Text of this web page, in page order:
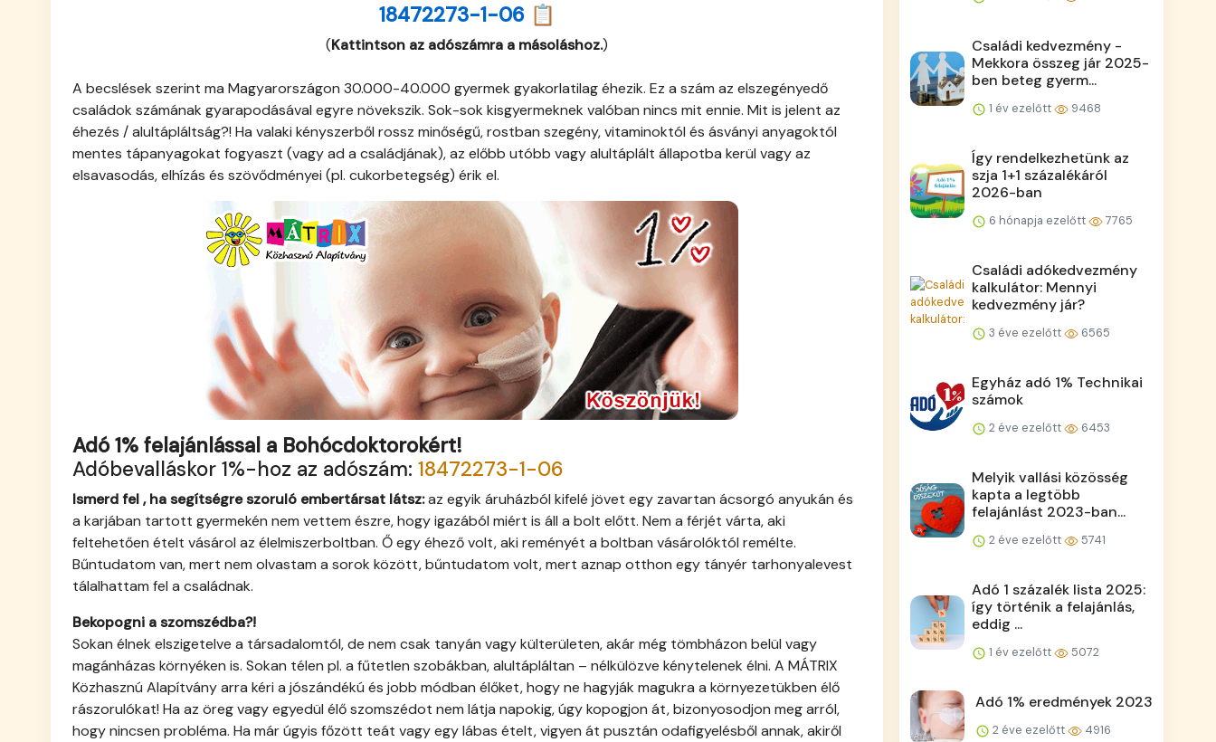
18472273-1-06 📋
(Kattintson az adószámra a másoláshoz.)
A becslések szerint ma Magyarországon 30.000-40.000 gyermek gyakorlatilag éhezik. Ez a szám az elszegényedő
családok számának gyarapodásával egyre növekszik. Sok-sok kisgyermeknek valóban nincs mit ennie. Mit is jelent az
éhezés / alultápláltság?! Ha valaki kényszerből rossz minőségű, rostban szegény, vitaminoktól és ásványi anyagoktól
mentes tápanyagokat fogyaszt (vagy ad a családjának), az előbb utóbb vagy alultáplált állapotba kerül vagy az
elsavasodás, elhízás és szövődményei (pl. cukorbetegség) érik el.
Adó 1% felajánlással a Bohócdoktorokért!
Adóbevalláskor 1%-hoz az adószám: 18472273-1-06
Ismerd fel , ha segítségre szoruló embertársat látsz:az egyik áruházból kifelé jövet egy zavartan ácsorgó anyukán és
a karjában tartott gyermekén nem vettem észre, hogy igazából miért is áll a bolt előtt. Nem a férjét várta, aki
feltehetően ételt vásárol az élelmiszerboltban. Ő egy éhező volt, aki reményét a boltban vásárolóktól remélte.
Bűntudatom van, mert nem olvastam a sorok között, bűntudatom volt, mert aznap otthon egy tányér tarhonyalevest
tálalhattam fel a családnak.
Bekopogni a szomszédba?!
Sokan élnek elszigetelve a társadalomtól, de nem csak tanyán vagy külterületen, akár még tömbházon belül vagy
magánházas környéken is. Sokan télen pl. a fűtetlen szobákban, alultápláltan – nélkülözve kénytelenek élni. A MÁTRIX
Közhasznú Alapítvány arra kéri a jószándékú és jobb módban élőket, hogy ne hagyják magukra a környezetükben élő
rászorulókat! Ha az öreg vagy egyedül élő szomszédot nem látja napokig, úgy kopogjon át, bizonyosodjon meg arról,
hogy nincsen probléma. Ha már úgyis főzött teát vagy egy lábas ételt, vigyen át pusztán odafigyelésből annak, akiről
Családi kedvezmény -
Mekkora összeg jár 2025-
ben beteg gyerm...
1 év ezelőtt 9468
Így rendelkezhetünk az
szja 1+1 százalékáról
2026-ban
6 hónapja ezelőtt 7765
Családi adókedvezmény
kalkulátor: Mennyi
kedvezmény jár?
3 éve ezelőtt 6565
Egyház adó 1% Technikai
számok
2 éve ezelőtt 6453
Melyik vallási közösség
kapta a legtöbb
felajánlást 2023-ban...
2 éve ezelőtt 5741
Adó 1 százalék lista 2025:
így történik a felajánlás,
eddig ...
1 év ezelőtt 5072
Adó 1% eredmények 2023
2 éve ezelőtt 4916